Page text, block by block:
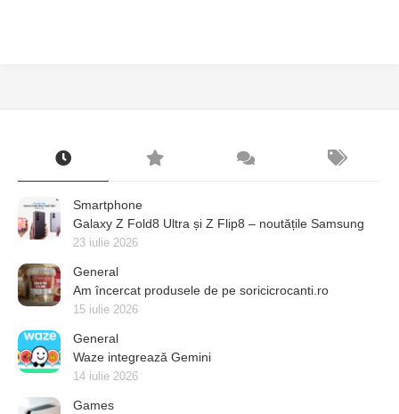
Smartphone
Galaxy Z Fold8 Ultra și Z Flip8 – noutățile Samsung
23 iulie 2026
General
Am încercat produsele de pe soricicrocanti.ro
15 iulie 2026
General
Waze integrează Gemini
14 iulie 2026
Games